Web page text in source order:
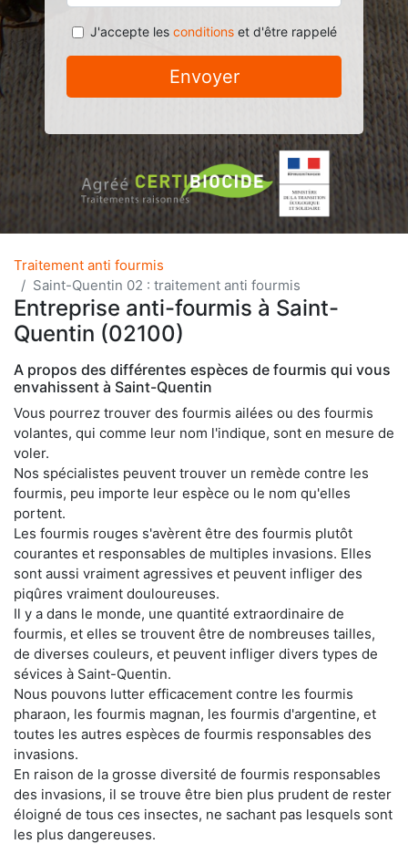
J'accepte les conditionset d'être rappelé
Envoyer
Traitement anti fourmis
Saint-Quentin 02 : traitement anti fourmis
Entreprise anti-fourmis à Saint-
Quentin (02100)
A propos des différentes espèces de fourmis qui vous
envahissent à Saint-Quentin
Vous pourrez trouver des fourmis ailées ou des fourmis
volantes, qui comme leur nom l'indique, sont en mesure de
voler.
Nos spécialistes peuvent trouver un remède contre les
fourmis, peu importe leur espèce ou le nom qu'elles
portent.
Les fourmis rouges s'avèrent être des fourmis plutôt
courantes et responsables de multiples invasions. Elles
sont aussi vraiment agressives et peuvent infliger des
piqûres vraiment douloureuses.
Il y a dans le monde, une quantité extraordinaire de
fourmis, et elles se trouvent être de nombreuses tailles,
de diverses couleurs, et peuvent infliger divers types de
sévices à Saint-Quentin.
Nous pouvons lutter efficacement contre les fourmis
pharaon, les fourmis magnan, les fourmis d'argentine, et
toutes les autres espèces de fourmis responsables des
invasions.
En raison de la grosse diversité de fourmis responsables
des invasions, il se trouve être bien plus prudent de rester
éloigné de tous ces insectes, ne sachant pas lesquels sont
les plus dangereuses.